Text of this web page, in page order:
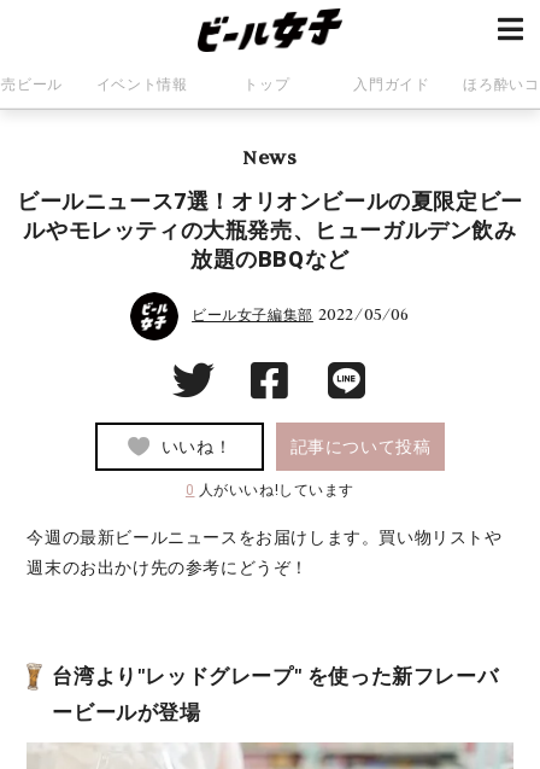
ビール イベント情報 トップ 入門ガイド ほろ酔い
News
ビールニュース7選！オリオンビールの夏限定ビー
ルやモレッティの大瓶発売、ヒューガルデン飲み
放題のBBQなど
ビール女子編集部 2022/05/06
いいね！ 記事について投稿
0 人がいいね!しています
今週の最新ビールニュースをお届けします。買い物リストや
週末のお出かけ先の参考にどうぞ！
台湾より"レッドグレープ" を使った新フレーバ
ービールが登場